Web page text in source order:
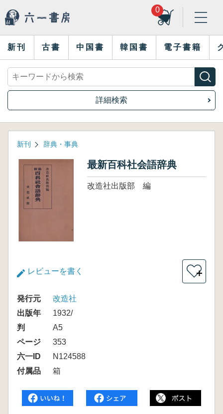
0
新刊 古書 中国書 韓国書 電子書籍
詳細検索
新刊 辞典・事典
最新百科社会語辞典
改造社出版部 編
レビューを書く ＋
発行元
改造社
出版年
1932/
判
A5
ページ
353
六一ID
N124588
付属品
箱